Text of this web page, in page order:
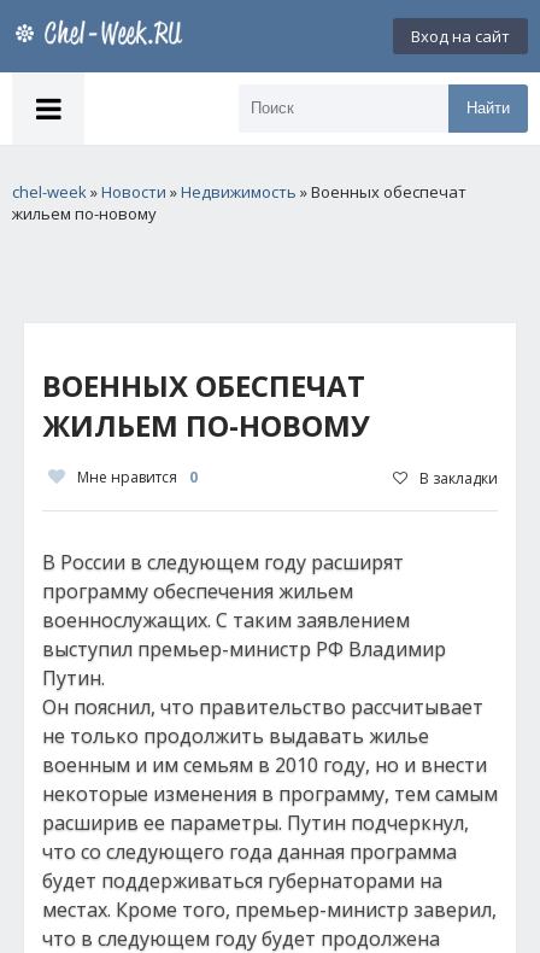
Вход на сайт
Найти
chel-week»Новости »Недвижимость » Военных обеспечат
жильем по-новому
ВОЕННЫХ ОБЕСПЕЧАТ
ЖИЛЬЕМ ПО-НОВОМУ
Мне нравится 0 В закладки
В России в следующем году расширят
программу обеспечения жильем
военнослужащих. С таким заявлением
выступил премьер-министр РФ Владимир
Путин.
Он пояснил, что правительство рассчитывает
не только продолжить выдавать жилье
военным и им семьям в 2010 году, но и внести
некоторые изменения в программу, тем самым
расширив ее параметры. Путин подчеркнул,
что со следующего года данная программа
будет поддерживаться губернаторами на
местах. Кроме того, премьер-министр заверил,
что в следующем году будет продолжена